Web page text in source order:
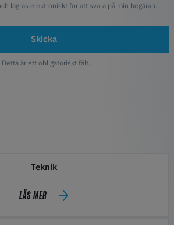
lagras elektroniskt för att svara på min begäran.
Skicka
Detta är ett obligatoriskt fält.
Teknik
LÄS MER